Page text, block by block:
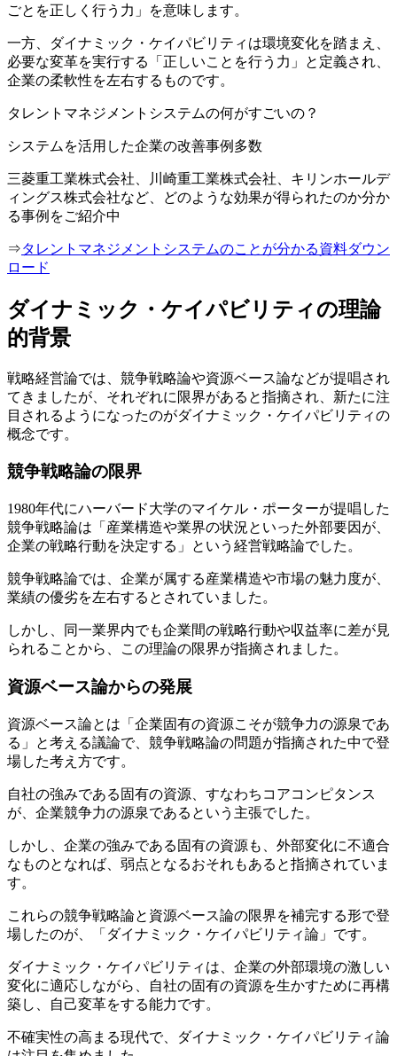
ごとを正しく行う力」を意味します。
一方、ダイナミック・ケイパビリティは環境変化を踏まえ、
必要な変革を実行する「正しいことを行う力」と定義され、
企業の柔軟性を左右するものです。
タレントマネジメントシステムの何がすごいの？
システムを活用した企業の改善事例多数
三菱重工業株式会社、川崎重工業株式会社、キリンホールデ
ィングス株式会社など、どのような効果が得られたのか分か
る事例をご紹介中
⇒タレントマネジメントシステムのことが分かる資料ダウン
ロード
ダイナミック・ケイパビリティの理論
的背景
戦略経営論では、競争戦略論や資源ベース論などが提唱され
てきましたが、それぞれに限界があると指摘され、新たに注
目されるようになったのがダイナミック・ケイパビリティの
概念です。
競争戦略論の限界
1980年代にハーバード大学のマイケル・ポーターが提唱した
競争戦略論は「産業構造や業界の状況といった外部要因が、
企業の戦略行動を決定する」という経営戦略論でした。
競争戦略論では、企業が属する産業構造や市場の魅力度が、
業績の優劣を左右するとされていました。
しかし、同一業界内でも企業間の戦略行動や収益率に差が見
られることから、この理論の限界が指摘されました。
資源ベース論からの発展
資源ベース論とは「企業固有の資源こそが競争力の源泉であ
る」と考える議論で、競争戦略論の問題が指摘された中で登
場した考え方です。
自社の強みである固有の資源、すなわちコアコンピタンス
が、企業競争力の源泉であるという主張でした。
しかし、企業の強みである固有の資源も、外部変化に不適合
なものとなれば、弱点となるおそれもあると指摘されていま
す。
これらの競争戦略論と資源ベース論の限界を補完する形で登
場したのが、「ダイナミック・ケイパビリティ論」です。
ダイナミック・ケイパビリティは、企業の外部環境の激しい
変化に適応しながら、自社の固有の資源を生かすために再構
築し、自己変革をする能力です。
不確実性の高まる現代で、ダイナミック・ケイパビリティ論